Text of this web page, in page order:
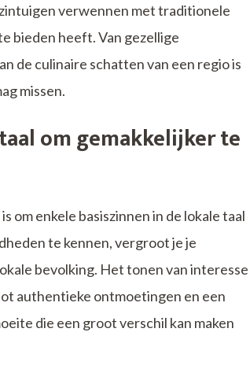
verwennen met traditionele
bieden heeft. Van gezellige
de culinaire schatten van een regio is
missen.
om gemakkelijker te
om enkele basiszinnen in de lokale taal
te kennen, vergroot je je
bevolking. Het tonen van interesse
authentieke ontmoetingen en een
die een groot verschil kan maken